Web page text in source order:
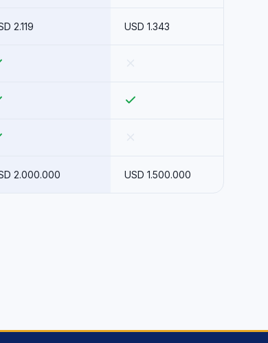
2.119 USD 1.343
2.000.000 USD 1.500.000